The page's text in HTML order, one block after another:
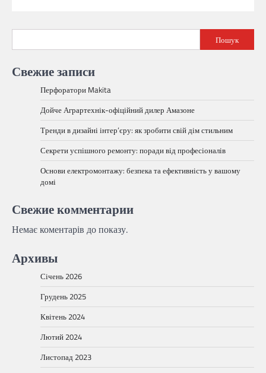
Пошук
Свежие записи
Перфоратори Makita
Дойче Аграртехнік-офіційний дилер Амазоне
Тренди в дизайні інтер’єру: як зробити свій дім стильним
Секрети успішного ремонту: поради від професіоналів
Основи електромонтажу: безпека та ефективність у вашому
домі
Свежие комментарии
Немає коментарів до показу.
Архивы
Січень 2026
Грудень 2025
Квітень 2024
Лютий 2024
Листопад 2023